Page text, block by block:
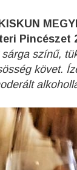
Pincészet
sárga színű,
követ.